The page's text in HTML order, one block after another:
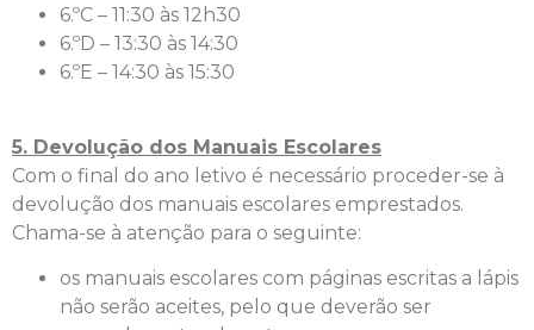
6.ºC – 11:30 às 12h30
6.ºD – 13:30 às 14:30
6.ºE – 14:30 às 15:30
5. Devolução dos Manuais Escolares
Com o final do ano letivo é necessário proceder-se à
devolução dos manuais escolares emprestados.
Chama-se à atenção para o seguinte:
os manuais escolares com páginas escritas a lápis
não serão aceites, pelo que deverão ser